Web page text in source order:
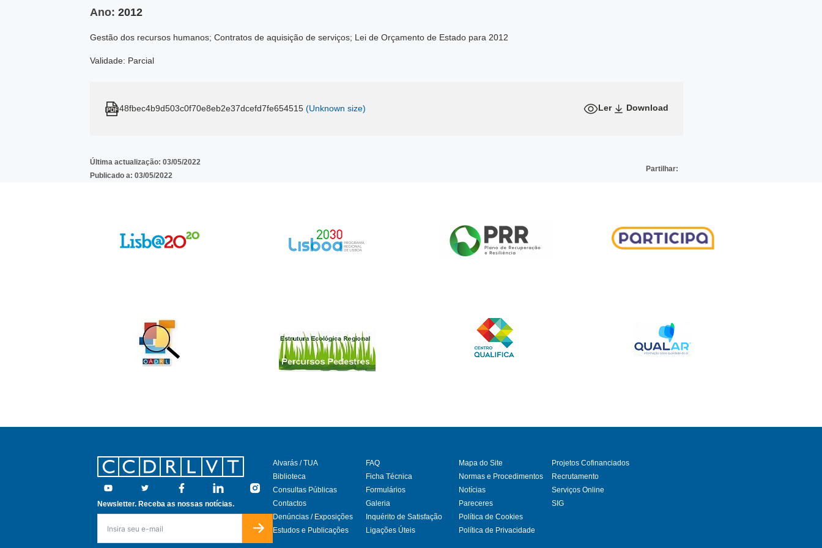
Ano: 2012
Gestão dos recursos humanos; Contratos de aquisição de serviços; Lei de Orçamento de Estado para 2012
Validade: Parcial
48fbec4b9d503c0f70e8eb2e37dcefd7fe654515 (Unknown size) Ler Download
Última actualização: 03/05/2022
Publicado a: 03/05/2022
Partilhar:
Footer
Youtube Twitter Facebook Linkedin
Instagram
Newsletter. Receba as nossas notícias.
Alvarás / TUA
Biblioteca
Consultas Públicas
Contactos
Denúncias / Exposições
Estudos e Publicações
FAQ
Ficha Técnica
Formulários
Galeria
Inquérito de Satisfação
Ligações Úteis
Mapa do Site
Normas e Procedimentos
Notícias
Pareceres
Política de Cookies
Política de Privacidade
Projetos Cofinanciados
Recrutamento
Serviços Online
SIG